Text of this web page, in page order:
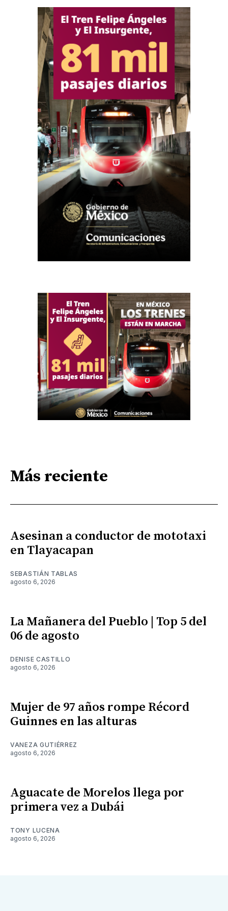
Más reciente
Asesinan a conductor de mototaxi
en Tlayacapan
SEBASTIÁN TABLAS
agosto 6, 2026
La Mañanera del Pueblo | Top 5 del
06 de agosto
DENISE CASTILLO
agosto 6, 2026
Mujer de 97 años rompe Récord
Guinnes en las alturas
VANEZA GUTIÉRREZ
agosto 6, 2026
Aguacate de Morelos llega por
primera vez a Dubái
TONY LUCENA
agosto 6, 2026